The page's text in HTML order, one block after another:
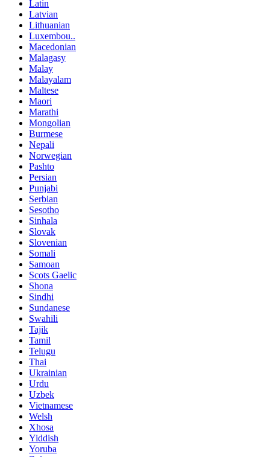
Latin
Latvian
Lithuanian
Luxembou..
Macedonian
Malagasy
Malay
Malayalam
Maltese
Maori
Marathi
Mongolian
Burmese
Nepali
Norwegian
Pashto
Persian
Punjabi
Serbian
Sesotho
Sinhala
Slovak
Slovenian
Somali
Samoan
Scots Gaelic
Shona
Sindhi
Sundanese
Swahili
Tajik
Tamil
Telugu
Thai
Ukrainian
Urdu
Uzbek
Vietnamese
Welsh
Xhosa
Yiddish
Yoruba